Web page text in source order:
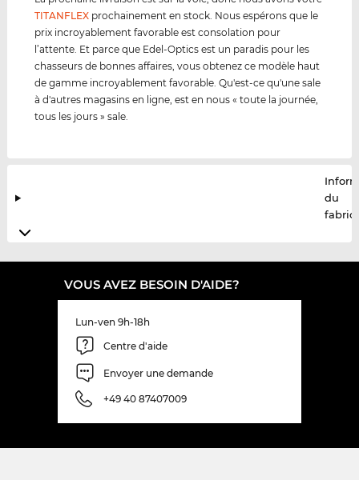
TITANFLEX prochainement en stock. Nous espérons que le
prix incroyablement favorable est consolation pour
l’attente. Et parce que Edel-Optics est un paradis pour les
chasseurs de bonnes affaires, vous obtenez ce modèle haut
de gamme incroyablement favorable. Qu'est-ce qu'une sale
à d'autres magasins en ligne, est en nous « toute la journée,
tous les jours » sale.
du
VOUS AVEZ BESOIN D'AIDE?
Lun-ven 9h-18h
Centre d'aide
Envoyer une demande
+49 40 87407009